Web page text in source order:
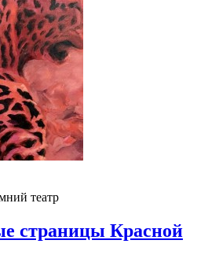
театр
страницы Красной